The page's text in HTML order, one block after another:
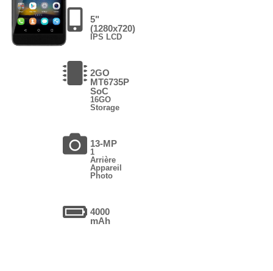
5"
(1280x720)
IPS LCD
2GO
MT6735P
SoC
16GO
Storage
13-MP
1
Arrière
Appareil
Photo
4000
mAh